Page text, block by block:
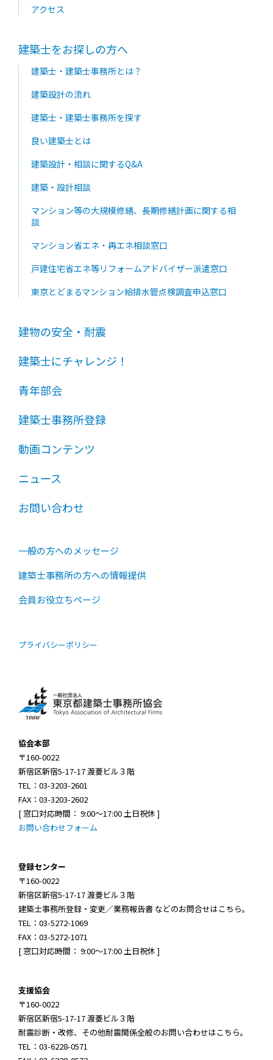
協会本部
〒160-0022
新宿区新宿5-17-17 渡菱ビル３階
TEL：03-3203-2601
FAX：03-3203-2602
[ 窓口対応時間： 9:00～17:00 土日祝休 ]
お問い合わせフォーム
登録センター
〒160-0022
新宿区新宿5-17-17 渡菱ビル３階
建築士事務所登録・変更／業務報告書 などのお問合せはこちら。
TEL：03-5272-1069
FAX：03-5272-1071
[ 窓口対応時間： 9:00～17:00 土日祝休 ]
支援協会
〒160-0022
新宿区新宿5-17-17 渡菱ビル３階
耐震診断・改修、その他耐震関係全般のお問い合わせはこちら。
TEL：03-6228-0571
アクセス
建築士をお探しの方へ
建築士・建築士事務所とは？
建築設計の流れ
建築士・建築士事務所を探す
良い建築士とは
建築設計・相談に関するQ&A
建築・設計相談
マンション等の大規模修繕、長期修繕計画に関する相
談
マンション省エネ・再エネ相談窓口
戸建住宅省エネ等リフォームアドバイザー派遣窓口
東京とどまるマンション給排水管点検調査申込窓口
建物の安全・耐震
建築士にチャレンジ！
青年部会
建築士事務所登録
動画コンテンツ
ニュース
お問い合わせ
一般の方へのメッセージ
建築士事務所の方への情報提供
会員お役立ちページ
プライバシーポリシー